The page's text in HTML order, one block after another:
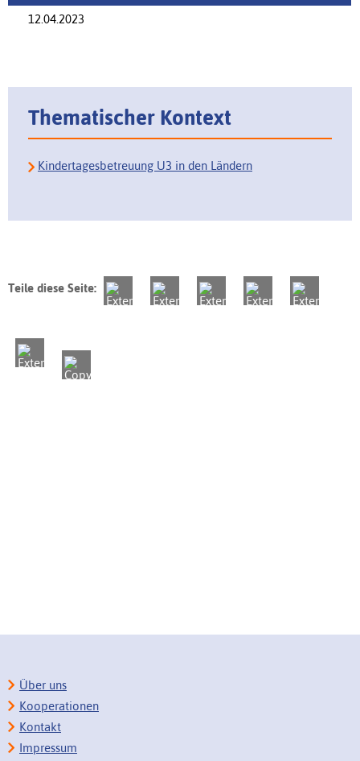
12.04.2023
Thematischer Kontext
Kindertagesbetreuung U3 in den Ländern
Teile diese Seite:
Über uns
Kooperationen
Kontakt
Impressum